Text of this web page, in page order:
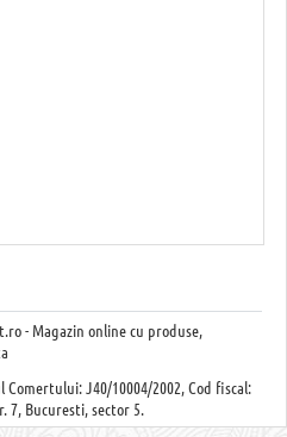
- Magazin online cu produse,
Comertului: J40/10004/2002, Cod fiscal:
7, Bucuresti, sector 5.